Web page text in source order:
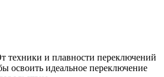
техники и плавности переключений
освоить идеальное переключение